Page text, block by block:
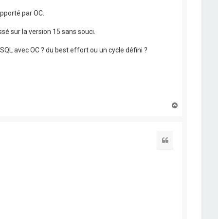
par OC.
sur la version 15 sans souci.
avec OC ? du best effort ou un cycle défini ?